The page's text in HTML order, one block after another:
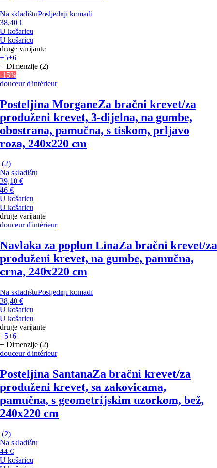
Na skladištuPosljednji komadi
38,40 €
U košaricu
U košaricu
druge varijante
+5+6
+ Dimenzije (2)
-15%
douceur d'intérieur
Posteljina MorganeZa bračni krevet/za
produženi krevet, 3-dijelna, na gumbe,
obostrana, pamučna, s tiskom, prljavo
roza, 240x220 cm
(2)
Na skladištu
39,10 €
46 €
U košaricu
U košaricu
druge varijante
douceur d'intérieur
Navlaka za poplun LinaZa bračni krevet/za
produženi krevet, na gumbe, pamučna,
crna, 240x220 cm
Na skladištuPosljednji komadi
38,40 €
U košaricu
U košaricu
druge varijante
+5+6
+ Dimenzije (2)
douceur d'intérieur
Posteljina SantanaZa bračni krevet/za
produženi krevet, sa zakovicama,
pamučna, s geometrijskim uzorkom, bež,
240x220 cm
(2)
Na skladištu
44 €
U košaricu